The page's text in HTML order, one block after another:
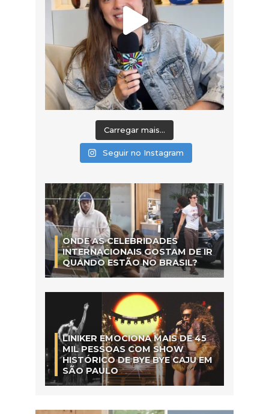
Carregar mais...
Seguir no Instagram
ONDE AS CELEBRIDADES
INTERNACIONAIS GOSTAM DE IR
QUANDO ESTÃO NO BRASIL?
LINIKER EMOCIONA MAIS DE 45
MIL PESSOAS COM SHOW
HISTÓRICO DE BYE BYE CAJU EM
SÃO PAULO